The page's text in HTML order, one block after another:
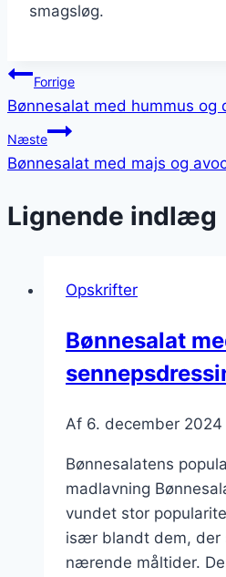
smagsløg.
Indlægsnavigation
Forrige
Bønnesalat med hummus og
Næste
Bønnesalat med majs og
Lignende indlæg
Opskrifter
Bønnesalat
Af 6. december 2024
Bønnesalatens
madlavning
vundet stor
især blandt dem, der
nærende måltider.